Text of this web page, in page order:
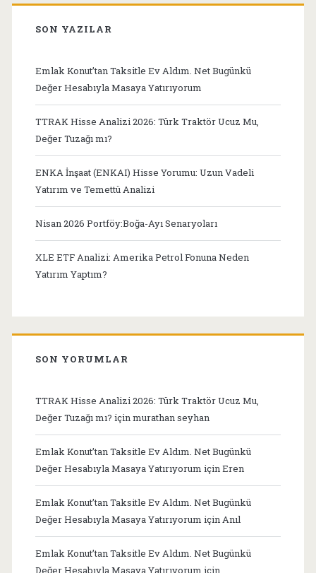
SON YAZILAR
Emlak Konut’tan Taksitle Ev Aldım. Net Bugünkü
Değer Hesabıyla Masaya Yatırıyorum
TTRAK Hisse Analizi 2026: Türk Traktör Ucuz Mu,
Değer Tuzağı mı?
ENKA İnşaat (ENKAI) Hisse Yorumu: Uzun Vadeli
Yatırım ve Temettü Analizi
Nisan 2026 Portföy:Boğa-Ayı Senaryoları
XLE ETF Analizi: Amerika Petrol Fonuna Neden
Yatırım Yaptım?
SON YORUMLAR
TTRAK Hisse Analizi 2026: Türk Traktör Ucuz Mu,
Değer Tuzağı mı? içinmurathan seyhan
Emlak Konut’tan Taksitle Ev Aldım. Net Bugünkü
Değer Hesabıyla Masaya Yatırıyorum içinEren
Emlak Konut’tan Taksitle Ev Aldım. Net Bugünkü
Değer Hesabıyla Masaya Yatırıyorum içinAnıl
Emlak Konut’tan Taksitle Ev Aldım. Net Bugünkü
Değer Hesabıyla Masaya Yatırıyorum için